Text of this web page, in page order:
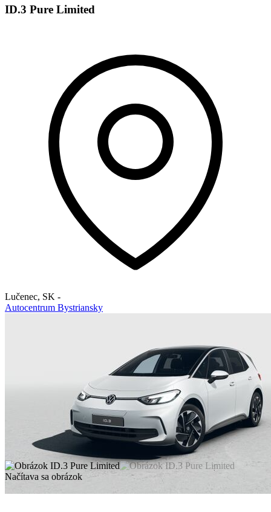
ID.3 Pure Limited
Lučenec, SK -
Autocentrum Bystriansky
Načítava sa obrázok